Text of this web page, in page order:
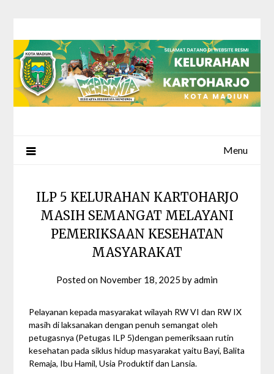
content
Menu
ILP 5 KELURAHAN KARTOHARJO
MASIH SEMANGAT MELAYANI
PEMERIKSAAN KESEHATAN
MASYARAKAT
Posted on November 18, 2025 byadmin
Pelayanan kepada masyarakat wilayah RW VI dan RW IX
masih di laksanakan dengan penuh semangat oleh
petugasnya (Petugas ILP 5)dengan pemeriksaan rutin
kesehatan pada siklus hidup masyarakat yaitu Bayi, Balita
Remaja, Ibu Hamil, Usia Produktif dan Lansia.